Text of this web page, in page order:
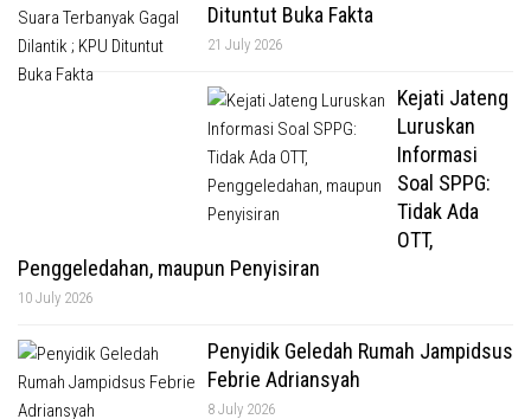
Dituntut Buka Fakta
21 July 2026
Kejati Jateng
Luruskan
Informasi
Soal SPPG:
Tidak Ada
OTT,
Penggeledahan, maupun Penyisiran
10 July 2026
Penyidik Geledah Rumah Jampidsus
Febrie Adriansyah
8 July 2026